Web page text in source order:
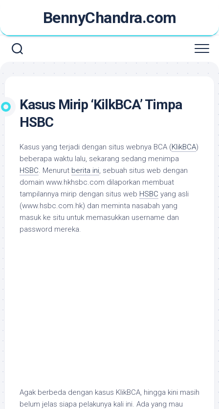
content
BennyChandra.com
Kasus Mirip ‘KilkBCA’ Timpa
HSBC
Kasus yang terjadi dengan situs webnya BCA (KlikBCA)
beberapa waktu lalu, sekarang sedang menimpa
HSBC. Menurut berita ini, sebuah situs web dengan
domain www.hkhsbc.com dilaporkan membuat
tampilannya mirip dengan situs web HSBC yang asli
(www.hsbc.com.hk) dan meminta nasabah yang
masuk ke situ untuk memasukkan username dan
password mereka.
Agak berbeda dengan kasus KlikBCA, hingga kini masih
belum jelas siapa pelakunya kali ini. Ada yang mau